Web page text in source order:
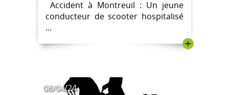
L’Épine
Accident à Montreuil : Un jeune
conducteur de scooter hospitalisé
...
+
08/04/24